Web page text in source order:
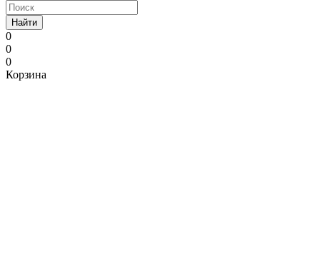
Найти
0
0
0
Корзина